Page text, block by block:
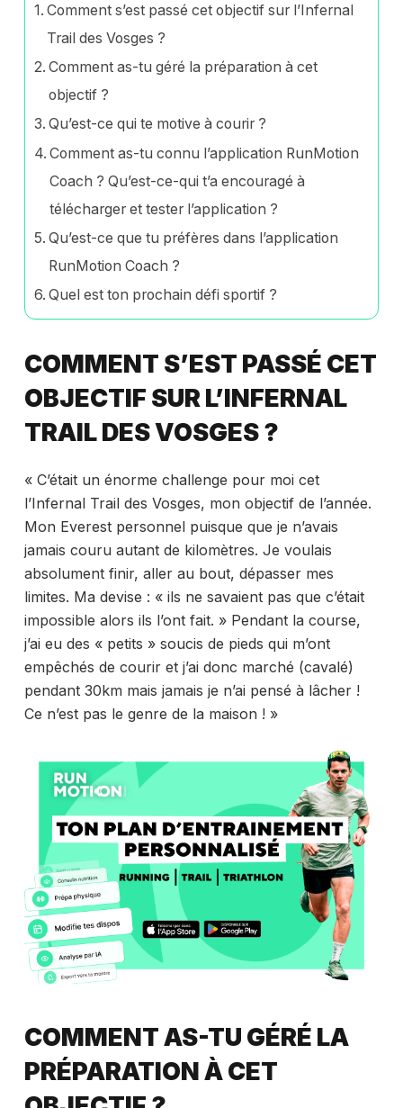
Comment s’est passé cet objectif sur l’Infernal
Trail des Vosges ?
Comment as-tu géré la préparation à cet
objectif ?
Qu’est-ce qui te motive à courir ?
Comment as-tu connu l’application RunMotion
Coach ? Qu’est-ce-qui t’a encouragé à
télécharger et tester l’application ?
Qu’est-ce que tu préfères dans l’application
RunMotion Coach ?
Quel est ton prochain défi sportif ?
COMMENT S’EST PASSÉ CET
OBJECTIF SUR L’INFERNAL
TRAIL DES VOSGES ?
« C’était un énorme challenge pour moi cet
l’Infernal Trail des Vosges, mon objectif de l’année.
Mon Everest personnel puisque que je n’avais
jamais couru autant de kilomètres. Je voulais
absolument finir, aller au bout, dépasser mes
limites. Ma devise : « ils ne savaient pas que c’était
impossible alors ils l’ont fait. » Pendant la course,
j’ai eu des « petits » soucis de pieds qui m’ont
empêchés de courir et j’ai donc marché (cavalé)
pendant 30km mais jamais je n’ai pensé à lâcher !
Ce n’est pas le genre de la maison ! »
COMMENT AS-TU GÉRÉ LA
PRÉPARATION À CET